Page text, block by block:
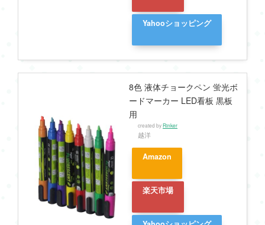
Yahooショッピング
8色 液体チョークペン 蛍光ボ
ードマーカー LED看板 黒板
用
created byRinker
越洋
Amazon
楽天市場